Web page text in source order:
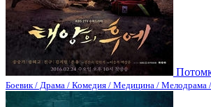
Боевик / Драма / Комедия / Медицина / Мелодрама